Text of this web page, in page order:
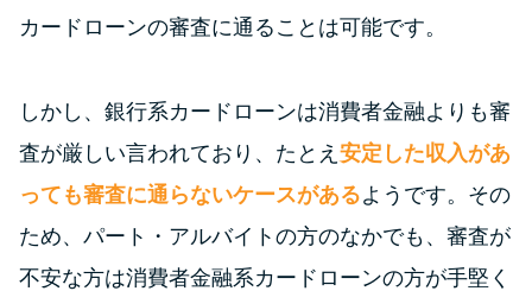
特集ページ
リボ払いをそのまま払いきると
損！
カードローンの見直しで40万円
得した話
カードローンの審査に通ることは可能です。
しかし、銀行系カードローンは消費者金融よりも審
査が厳しい言われており、たとえ 安定した収入があ
っても審査に通らないケースがあるようです。その
ため、パート・アルバイトの方のなかでも、審査が
不安な方は消費者金融系カードローンの方が手堅く